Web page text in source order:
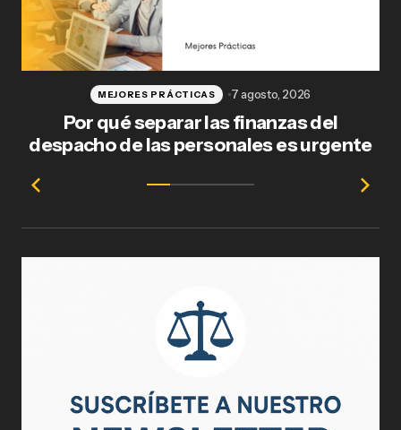
Por qué separar las finanzas del
despacho de las personales es urgente
MEJORES PRÁCTICAS 7 agosto, 2026